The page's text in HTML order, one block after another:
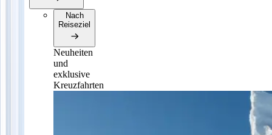
Nach
Reiseziel
Neuheiten
und
exklusive
Kreuzfahrten